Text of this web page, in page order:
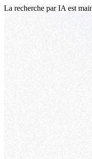
La recherche par IA est